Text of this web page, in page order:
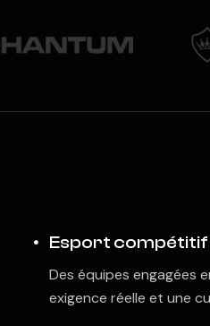
Esport compétitif
Des équipes engagées
exigence réelle et une